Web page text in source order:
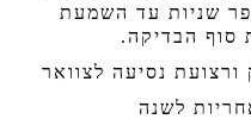
שניות עד השמעת
סוף הבדיקה.
נסיעה לצוואר
לשנה